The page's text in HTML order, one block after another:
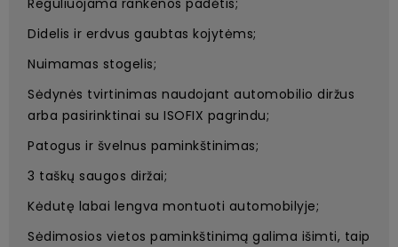
Reguliuojama rankenos padėtis;
Didelis ir erdvus gaubtas kojytėms;
Nuimamas stogelis;
Sėdynės tvirtinimas naudojant automobilio diržus
arba pasirinktinai su ISOFIX pagrindu;
Patogus ir švelnus paminkštinimas;
3 taškų saugos diržai;
Kėdutę labai lengva montuoti automobilyje;
Sėdimosios vietos paminkštinimą galima išimti, taip